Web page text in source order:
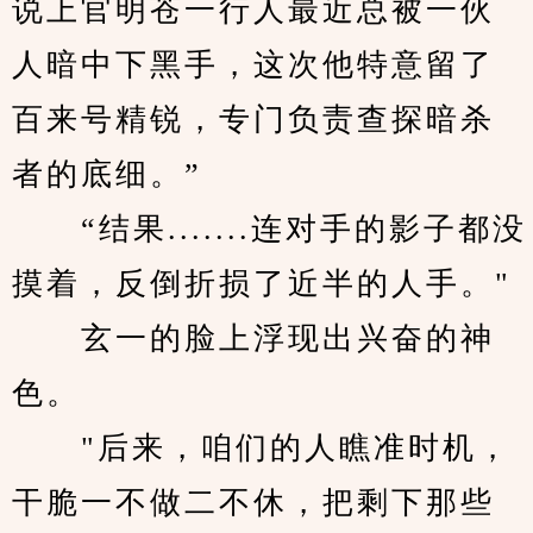
说上官明苍一行人最近总被一伙
人暗中下黑手，这次他特意留了
百来号精锐，专门负责查探暗杀
者的底细。”
“结果.......连对手的影子都没
摸着，反倒折损了近半的人手。"
玄一的脸上浮现出兴奋的神
色。
"后来，咱们的人瞧准时机，
干脆一不做二不休，把剩下那些